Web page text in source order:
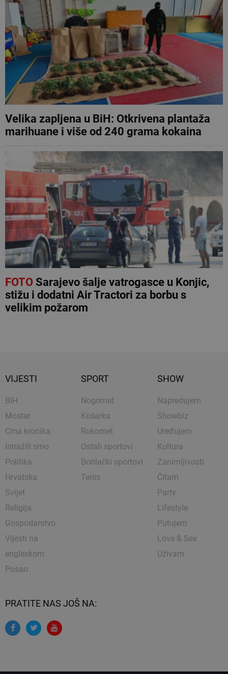
Velika zapljena u BiH: Otkrivena plantaža
marihuane i više od 240 grama kokaina
FOTOSarajevo šalje vatrogasce u Konjic,
stižu i dodatni Air Tractori za borbu s
velikim požarom
VIJESTI
BIH
Mostar
Crna kronika
Istražili smo
Politika
Hrvatska
Svijet
Religija
Gospodarstvo
Vijesti na
engleskom
Posao
SPORT
Nogomet
Košarka
Rukomet
Ostali sportovi
Borilački sportovi
Tenis
SHOW
Napredujem
Showbiz
Uređujem
Kultura
Zanimljivosti
Čitam
Party
Lifestyle
Putujem
Love & Sex
Uživam
PRATITE NAS JOŠ NA: